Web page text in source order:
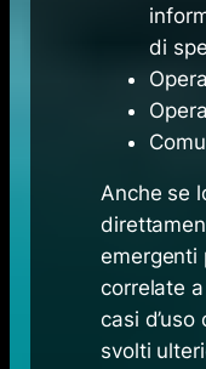
di
Anche se
emergenti
correlate
casi
svolti